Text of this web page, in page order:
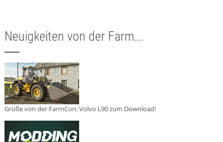
Neuigkeiten von der Farm...
Grüße von der FarmCon: Volvo L90 zum Download!